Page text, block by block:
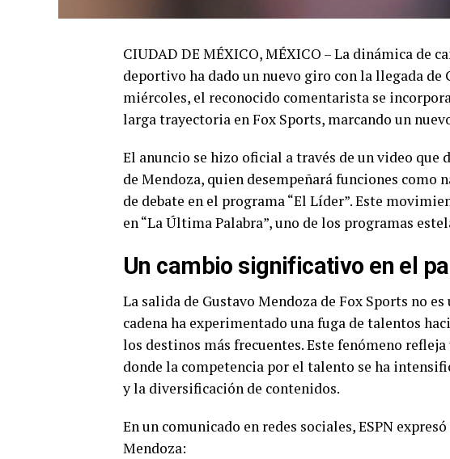
CIUDAD DE MÉXICO, MÉXICO – La dinámica de
deportivo ha dado un nuevo giro con la llegada de
miércoles, el reconocido comentarista se
larga trayectoria en Fox Sports, marcando un
El anuncio se hizo oficial a través de un video que
de Mendoza, quien desempeñará funciones como
de debate en el programa “El Líder”. Este
en “La Última Palabra”, uno de los programas
Un cambio significativo en el
La salida de Gustavo Mendoza de Fox Sports no
cadena ha experimentado una fuga de talentos
los destinos más frecuentes. Este fenómeno
donde la competencia por el talento se ha
y la diversificación de contenidos.
En un comunicado en redes sociales, ESPN
Mendoza: